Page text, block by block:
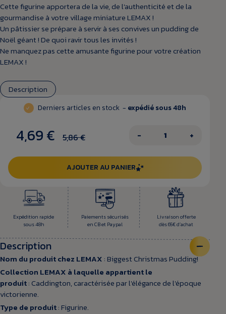
Cette figurine apportera de la vie, de l'authenticité et de la
gourmandise à votre village miniature LEMAX !
Un pâtissier se prépare à servir à ses convives un pudding de
Noël géant ! De quoi ravir tous les invités !
Ne manquez pas cette amusante figurine pour votre création
LEMAX !
Description
Derniers articles en stock - expédié sous 48h
4,69 € 5,86 € − +
AJOUTER AU PANIER
Expédition rapide
sous 48h
Paiements sécurisés
en CB et Paypal
Livraison offerte
dès 65€ d’achat
Description
Nom du produit chez LEMAX : Biggest Christmas Pudding!
Collection LEMAX à laquelle appartient le
produit: Caddington, caractérisée par l'élégance de l'époque
victorienne.
Type de produit: Figurine.